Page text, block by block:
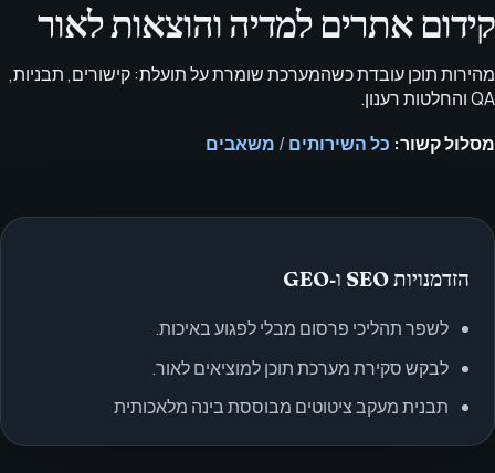
קידום אתרים למדיה והוצאות לאור
מהירות תוכן עובדת כשהמערכת שומרת על תועלת: קישורים, תבניות,
QA והחלטות רענון.
מסלול קשור: כל השירותים / משאבים
הזדמנויות SEO ו‑GEO
לשפר תהליכי פרסום מבלי לפגוע באיכות.
לבקש סקירת מערכת תוכן למוציאים לאור.
תבנית מעקב ציטוטים מבוססת בינה מלאכותית